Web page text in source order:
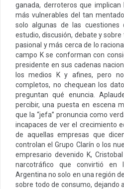
ganada, derroteros que
más vulnerables del tan
solo algunas de las
estudio, discusión, debate y
pasional y más cerca de lo
campo K se conforman con
presidente en sus cadenas
los medios K y afines, pero
completos, no chequean los
preguntan qué enuncia.
percibir, una puesta en escena
que la “jefa” pronuncia como
incapaces de ver el crecimiento
de aquellas empresas que
controlan el Grupo Clarín o los
empresario devenido K,
narcotráfico que convirtió
Argentina no solo en una región
sobre todo de consumo, dejando